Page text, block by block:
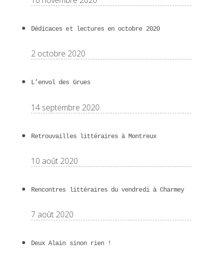
Dédicaces et lectures en octobre 2020
2 octobre 2020
L’envol des Grues
14 septembre 2020
Retrouvailles littéraires à Montreux
10 août 2020
Rencontres littéraires du vendredi à Charmey
7 août 2020
Deux Alain sinon rien !